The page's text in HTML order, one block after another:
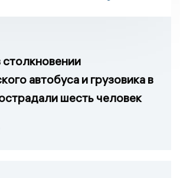
столкновении
автобуса и грузовика в
шесть человек